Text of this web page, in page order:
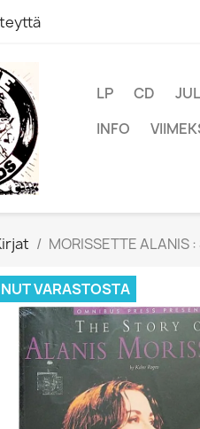
LP CD
INFO
MORISSETTE ALANIS
VARASTOSTA